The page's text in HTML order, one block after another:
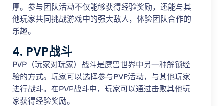
厚。参与团队活动不仅能够获得经验奖励，还能与其
他玩家共同挑战游戏中的强大敌人，体验团队合作的
乐趣。
4. PVP战斗
PVP（玩家对玩家）战斗是魔兽世界中另一种解锁经
验的方式。玩家可以选择参与PVP活动，与其他玩家
进行战斗。在PVP战斗中，玩家可以通过击败其他玩
家获得经验奖励。